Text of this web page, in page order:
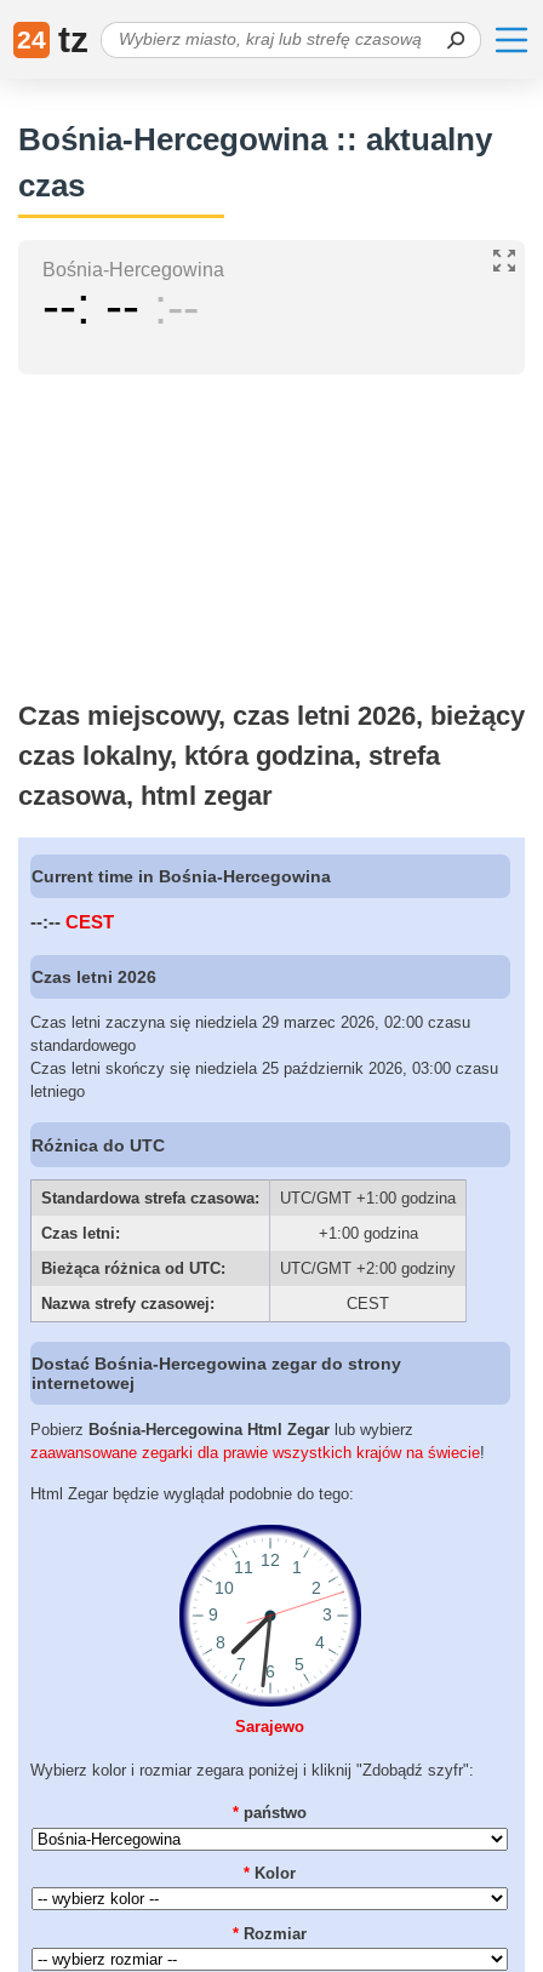
24 tz
Bośnia-Hercegowina :: aktualny
czas
Bośnia-Hercegowina
-- -- --
Czas miejscowy, czas letni 2026, bieżący
czas lokalny, która godzina, strefa
czasowa, html zegar
Current time in Bośnia-Hercegowina
--:-- CEST
Czas letni 2026
Czas letni zaczyna się niedziela 29 marzec 2026, 02:00 czasu
standardowego
Czas letni skończy się niedziela 25 październik 2026, 03:00 czasu
letniego
Różnica do UTC
Standardowa strefa czasowa:
UTC/GMT +1:00 godzina
Czas letni:
+1:00 godzina
Bieżąca różnica od UTC:
UTC/GMT +2:00 godziny
Nazwa strefy czasowej:
CEST
Dostać Bośnia-Hercegowina zegar do strony
internetowej
Pobierz Bośnia-Hercegowina Html Zegar lub wybierz
zaawansowane zegarki dla prawie wszystkich krajów na świecie!
Html Zegar będzie wyglądał podobnie do tego:
Sarajewo
Wybierz kolor i rozmiar zegara poniżej i kliknij "Zdobądź szyfr":
* państwo
* Kolor
* Rozmiar